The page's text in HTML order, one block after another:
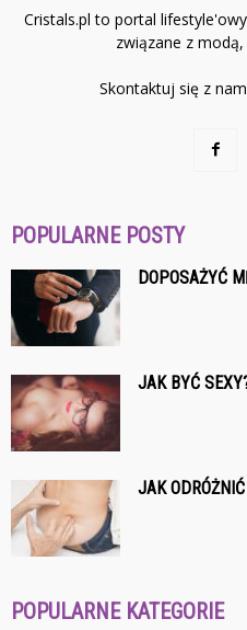
Cristals.pl to portal
związane z
Skontaktuj się z
POPULARNE POSTY
DOPOSAŻYĆ
JAK BYĆ
JAK
POPULARNE KATEGORIE